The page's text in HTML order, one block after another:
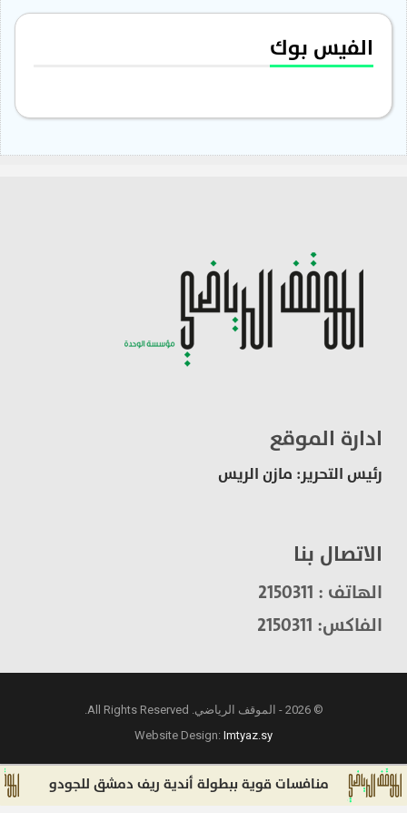
الفيس بوك
ادارة الموقع
رئيس التحرير: مازن الريس
الاتصال بنا
الهاتف : 2150311
الفاكس: 2150311
© 2026 - الموقف الرياضي. All Rights Reserved.
Website Design:Imtyaz.sy
منافسات قوية ببطولة أندية ريف دمشق للجودو